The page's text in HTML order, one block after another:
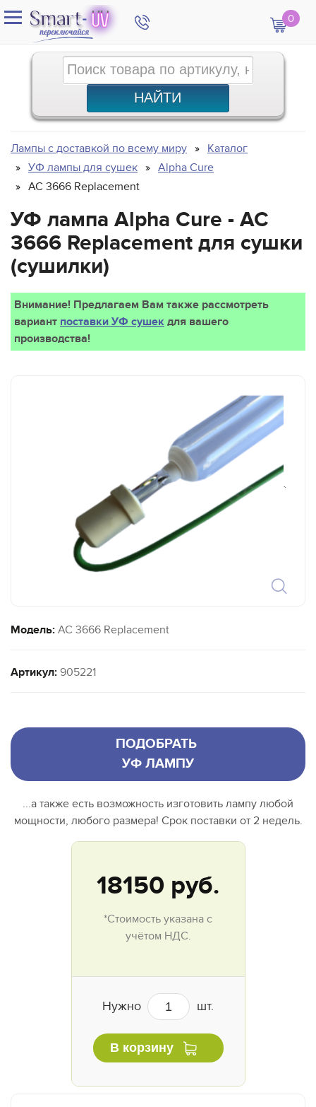
0
Лампы с доставкой по всему миру
Каталог
УФ лампы для сушек
Alpha Cure
AC 3666 Replacement
УФ лампа Alpha Cure - AC
3666 Replacement для сушки
(сушилки)
Внимание! Предлагаем Вам также рассмотреть
вариант поставки УФ сушек для вашего
производства!
`
Модель: AC 3666 Replacement
Артикул: 905221
ПОДОБРАТЬ
УФ ЛАМПУ
...а также есть возможность изготовить лампу любой
мощности, любого размера! Срок поставки от 2 недель.
18150 руб.
*Стоимость указана с
учётом НДС.
Нужно шт.
В корзину